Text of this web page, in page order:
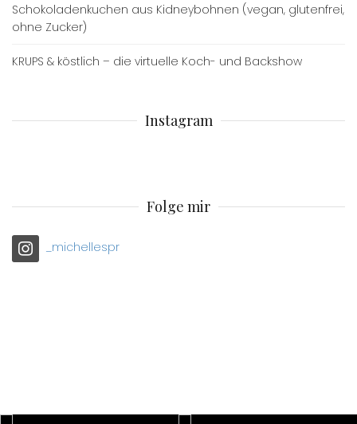
Schokoladenkuchen aus Kidneybohnen (vegan, glutenfrei,
ohne Zucker)
KRUPS & köstlich – die virtuelle Koch- und Backshow
Instagram
Folge mir
_michellespr